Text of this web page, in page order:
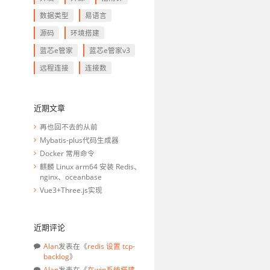
数据类型
易语言
源码
环境搭建
蓝芯e管家
蓝芯e管家v3
远程连接
连接数
近期文章
再也回不去的从前
Mybatis-plus代码生成器
Docker 常用命令
麒麟 Linux arm64 安装 Redis、
nginx、oceanbase
Vue3+Three.js实现
近期评论
Alan发表在《redis 设置 tcp-
backlog》